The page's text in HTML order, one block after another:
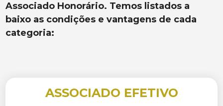
Associado Honorário. Temos listados a
baixo as condições e vantagens de cada
categoria:
ASSOCIADO EFETIVO